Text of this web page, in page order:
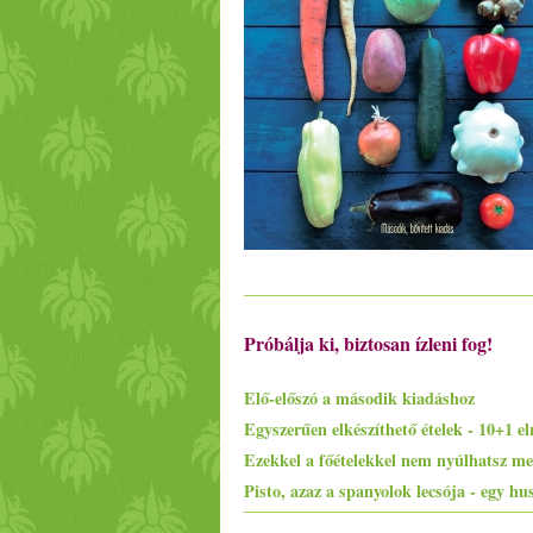
Próbálja ki, biztosan ízleni fog!
Elő-előszó a második kiadáshoz